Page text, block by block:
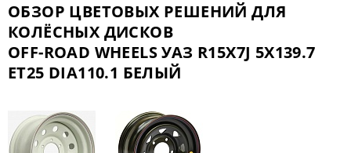
ОБЗОР ЦВЕТОВЫХ РЕШЕНИЙ ДЛЯ
КОЛЁСНЫХ ДИСКОВ
OFF-ROAD WHEELS УАЗ R15X7J 5X139.7
ET25 DIA110.1 БЕЛЫЙ